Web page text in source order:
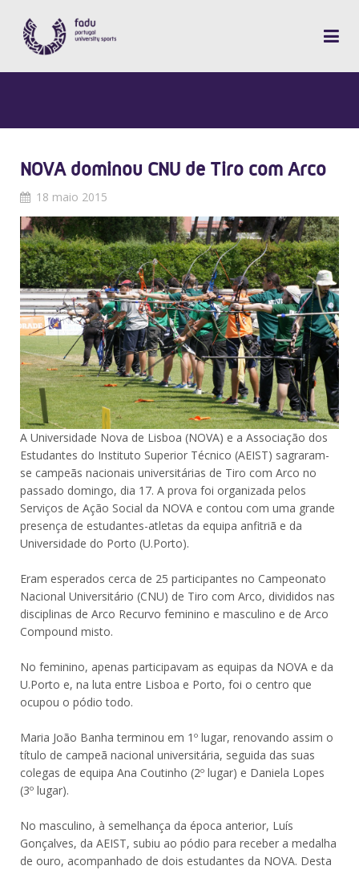
NOVA dominou CNU de Tiro com Arco
18 maio 2015
A Universidade Nova de Lisboa (NOVA) e a Associação dos
Estudantes do Instituto Superior Técnico (AEIST) sagraram-
se campeãs nacionais universitárias de Tiro com Arco no
passado domingo, dia 17. A prova foi organizada pelos
Serviços de Ação Social da NOVA e contou com uma grande
presença de estudantes-atletas da equipa anfitriã e da
Universidade do Porto (U.Porto).
Eram esperados cerca de 25 participantes no Campeonato
Nacional Universitário (CNU) de Tiro com Arco, divididos nas
disciplinas de Arco Recurvo feminino e masculino e de Arco
Compound misto.
No feminino, apenas participavam as equipas da NOVA e da
U.Porto e, na luta entre Lisboa e Porto, foi o centro que
ocupou o pódio todo.
Maria João Banha terminou em 1º lugar, renovando assim o
título de campeã nacional universitária, seguida das suas
colegas de equipa Ana Coutinho (2º lugar) e Daniela Lopes
(3º lugar).
No masculino, à semelhança da época anterior, Luís
Gonçalves, da AEIST, subiu ao pódio para receber a medalha
de ouro, acompanhado de dois estudantes da NOVA. Desta